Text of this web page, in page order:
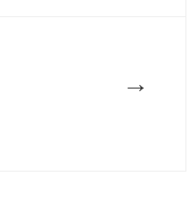
→